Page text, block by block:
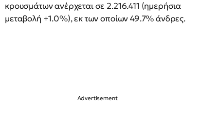
κρουσμάτων ανέρχεται σε 2.216.411 (ημερήσια
μεταβολή +1.0%), εκ των οποίων 49.7% άνδρες.